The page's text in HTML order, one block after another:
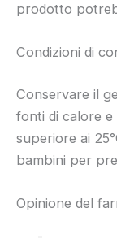
prodotto
Condizioni di
Conservare il
fonti di calore
superiore ai
bambini per
Opinione del